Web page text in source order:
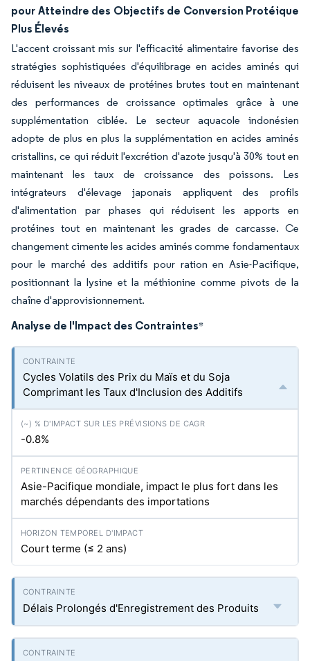
pour Atteindre des Objectifs de Conversion Protéique
Plus Élevés
L'accent croissant mis sur l'efficacité alimentaire favorise des
stratégies sophistiquées d'équilibrage en acides aminés qui
réduisent les niveaux de protéines brutes tout en maintenant
des performances de croissance optimales grâce à une
supplémentation ciblée. Le secteur aquacole indonésien
adopte de plus en plus la supplémentation en acides aminés
cristallins, ce qui réduit l'excrétion d'azote jusqu'à 30% tout en
maintenant les taux de croissance des poissons. Les
intégrateurs d'élevage japonais appliquent des profils
d'alimentation par phases qui réduisent les apports en
protéines tout en maintenant les grades de carcasse. Ce
changement cimente les acides aminés comme fondamentaux
pour le marché des additifs pour ration en Asie-Pacifique,
positionnant la lysine et la méthionine comme pivots de la
chaîne d'approvisionnement.
Analyse de l'Impact des Contraintes*
Cycles Volatils des Prix du Maïs et du Soja
Comprimant les Taux d'Inclusion des Additifs
-0.8%
Asie-Pacifique mondiale, impact le plus fort dans les
marchés dépendants des importations
Court terme (≤ 2 ans)
Délais Prolongés d'Enregistrement des Produits